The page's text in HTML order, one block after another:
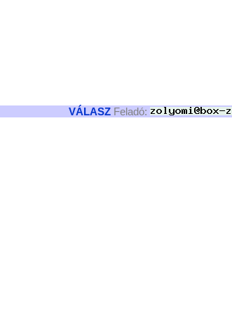
VÁLASZ Feladó: